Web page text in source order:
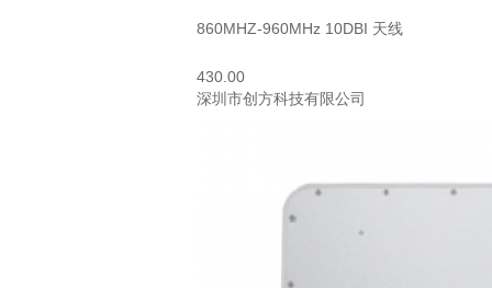
860MHZ-960MHz 10DBI 天线
430.00
深圳市创方科技有限公司